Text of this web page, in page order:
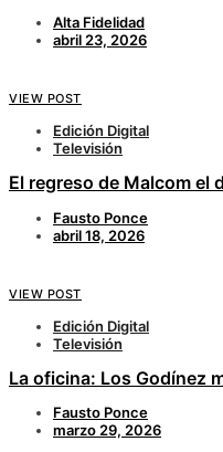
Alta Fidelidad
abril 23, 2026
VIEW POST
Edición Digital
Televisión
El regreso de Malcom el
Fausto Ponce
abril 18, 2026
VIEW POST
Edición Digital
Televisión
La oficina: Los Godínez
Fausto Ponce
marzo 29, 2026